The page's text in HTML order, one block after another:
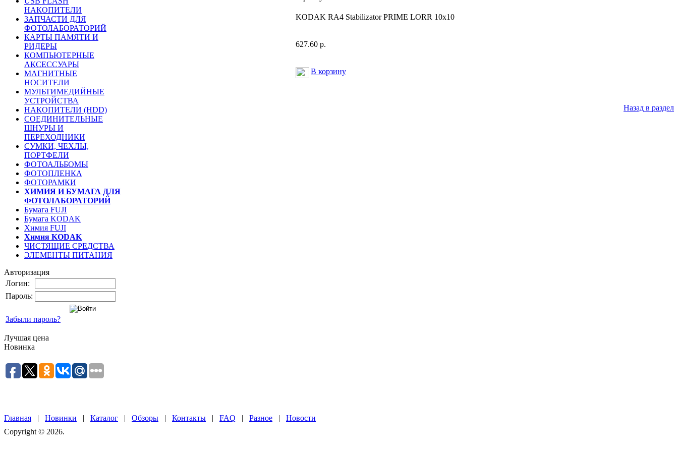
НАКОПИТЕЛИ
ЗАПЧАСТИ ДЛЯ
ФОТОЛАБОРАТОРИЙ
КАРТЫ ПАМЯТИ И
РИДЕРЫ
КОМПЬЮТЕРНЫЕ
АКСЕССУАРЫ
МАГНИТНЫЕ
НОСИТЕЛИ
МУЛЬТИМЕДИЙНЫЕ
УСТРОЙСТВА
НАКОПИТЕЛИ (HDD)
СОЕДИНИТЕЛЬНЫЕ
ШНУРЫ И
ПЕРЕХОДНИКИ
СУМКИ, ЧЕХЛЫ,
ПОРТФЕЛИ
ФОТОАЛЬБОМЫ
ФОТОПЛЕНКА
ФОТОРАМКИ
ХИМИЯ И БУМАГА ДЛЯ
ФОТОЛАБОРАТОРИЙ
Бумага FUJI
Бумага KODAK
Химия FUJI
Химия KODAK
ЧИСТЯЩИЕ СРЕДСТВА
ЭЛЕМЕНТЫ ПИТАНИЯ
Авторизация
Логин:
Пароль:
Забыли пароль?
Лучшая цена
Новинка
KODAK RA4 Stabilizator PRIME LORR 10x10
627.60 р.
В корзину
Назад в раздел
Главная | Новинки | Каталог | Обзоры | Контакты | FAQ | Разное | Новости
Copyright © 2026.